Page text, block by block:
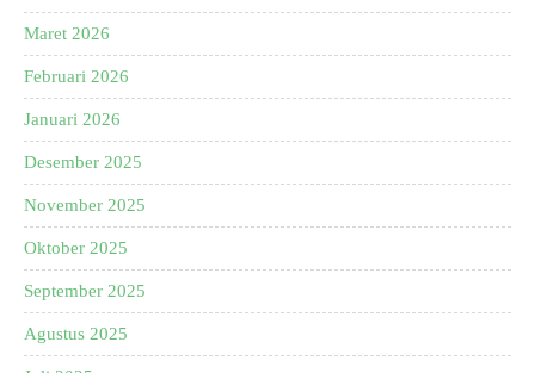
Maret 2026
Februari 2026
Januari 2026
Desember 2025
November 2025
Oktober 2025
September 2025
Agustus 2025